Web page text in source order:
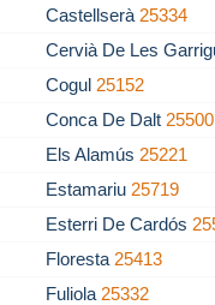
Castellserà 25334
Cervià De Les
Cogul 25152
Conca De Dalt 25500
Els Alamús 25221
Estamariu 25719
Esterri De Cardós
Floresta 25413
Fuliola 25332